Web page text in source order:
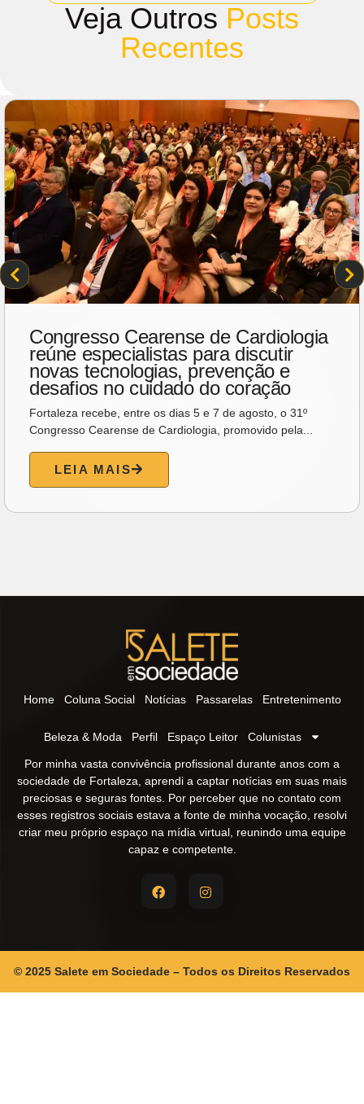
Veja Outros Posts
Recentes
Congresso Cearense de Cardiologia
reúne especialistas para discutir
novas tecnologias, prevenção e
desafios no cuidado do coração
Fortaleza recebe, entre os dias 5 e 7 de agosto, o 31º
Congresso Cearense de Cardiologia, promovido pela...
LEIA MAIS
Home Coluna Social Notícias Passarelas Entretenimento
Beleza & Moda Perfil Espaço Leitor Colunistas
Por minha vasta convivência profissional durante anos com a
sociedade de Fortaleza, aprendi a captar notícias em suas mais
preciosas e seguras fontes. Por perceber que no contato com
esses registros sociais estava a fonte de minha vocação, resolvi
criar meu próprio espaço na mídia virtual, reunindo uma equipe
capaz e competente.
© 2025 Salete em Sociedade – Todos os Direitos Reservados